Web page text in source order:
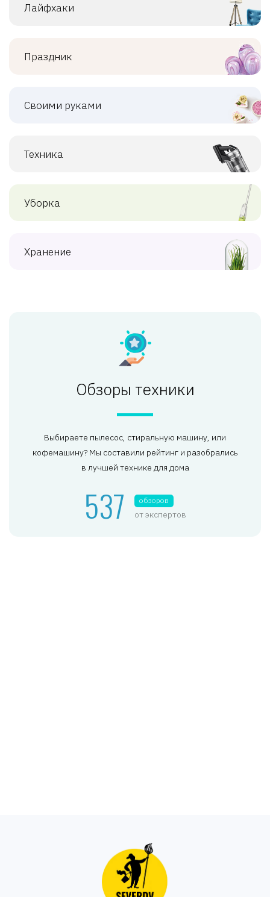
Лайфхаки
Праздник
Своими руками
Техника
Уборка
Хранение
Обзоры техники
Выбираете пылесос, стиральную машину, или
кофемашину? Мы составили рейтинг и разобрались
в лучшей технике для дома
537 обзоров
от экспертов